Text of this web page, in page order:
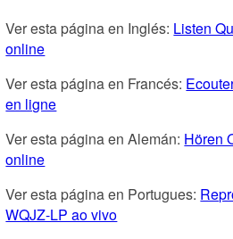
Ver esta página en Inglés: Listen
online
Ver esta página en Francés:
en ligne
Ver esta página en Alemán: Hören
online
Ver esta página en Portugues:
WQJZ-LP ao vivo